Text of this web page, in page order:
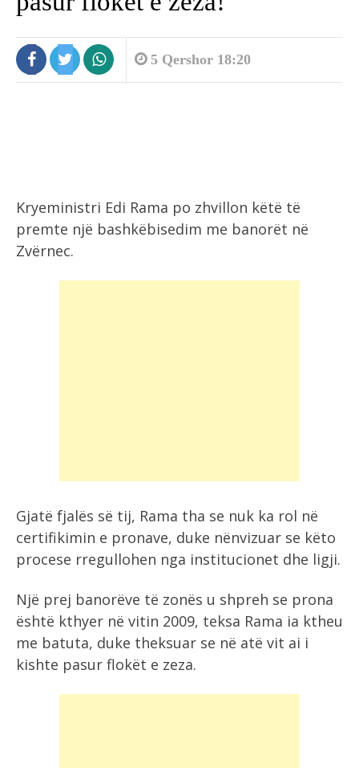
5 Qershor 18:20
Kryeministri Edi Rama po zhvillon këtë të
premte një bashkëbisedim me banorët në
Zvërnec.
Gjatë fjalës së tij, Rama tha se nuk ka rol në
certifikimin e pronave, duke nënvizuar se këto
procese rregullohen nga institucionet dhe ligji.
Një prej banorëve të zonës u shpreh se prona
është kthyer në vitin 2009, teksa Rama ia ktheu
me batuta, duke theksuar se në atë vit ai i
kishte pasur flokët e zeza.